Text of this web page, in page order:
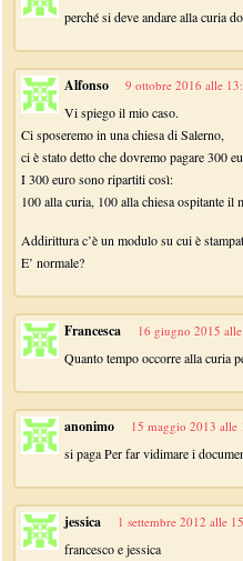
perché si deve andare alla curia
Alfonso 9 ottobre 2016 alle
Vi spiego il mio caso.
Ci sposeremo in una chiesa di Salerno,
ci è stato detto che dovremo pagare 300
I 300 euro sono ripartiti così:
100 alla curia, 100 alla chiesa ospitante il
Addirittura c’è un modulo su cui è
E’ normale?
Francesca 16 giugno 2015
Quanto tempo occorre alla curia
anonimo 15 maggio 2013 alle
si paga Per far vidimare i
jessica 1 settembre 2012 alle
francesco e jessica